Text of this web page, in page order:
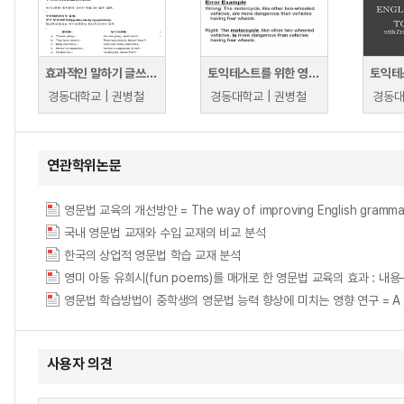
효과적인 말하기 글쓰기를 위한 영문법 1
경동대학교 | 권병철
토익테스트를 위한 영문법 1
경동대학교 | 권병철
경동
연관학위논문
영문법 교육의 개선방안 = The way of improving English
국내 영문법 교재와 수입 교재의 비교 분석
한국의 상업적 영문법 학습 교재 분석
영미 아동 유희시(fun poems)를 매개로 한 영문법 교육의 효과 : 내용
영문법 학습방법이 중학생의 영문법 능력 향상에 미치는 영향
사용자 의견